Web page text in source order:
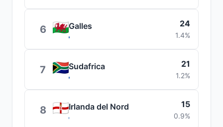
6 Galles 24
1.4%
7 Sudafrica 21
1.2%
8 Irlanda del Nord 15
0.9%